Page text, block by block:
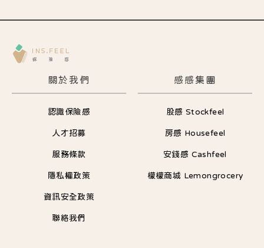
關於我們
認識保險感
人才招募
服務條款
隱私權政策
資訊安全政策
聯絡我們
感感集團
股感 Stockfeel
房感 Housefeel
安錢感 Cashfeel
檬檬商城 Lemongrocery